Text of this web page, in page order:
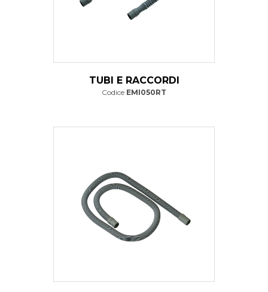
TUBI E RACCORDI
Codice EMI050RT